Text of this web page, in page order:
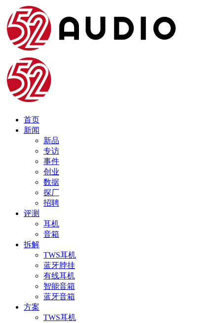
首页
新闻
新品
专访
事件
创业
数据
探厂
招聘
评测
耳机
音箱
拆解
TWS耳机
蓝牙脖挂
有线耳机
智能音箱
蓝牙音箱
方案
TWS耳机